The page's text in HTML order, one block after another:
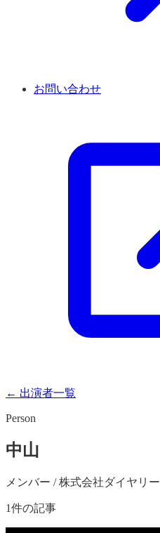
お問い合わせ
← 出演者一覧
Person
中山
メンバー / 株式会社ダイヤリー
1件の記事